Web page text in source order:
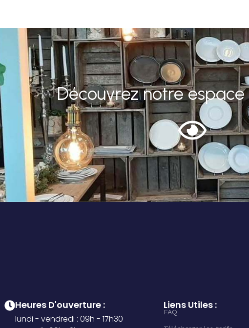
Découvrez notre
Heures D'ouverture :
lundi - vendredi : 09h - 17h30
Liens Utiles :
FAQ